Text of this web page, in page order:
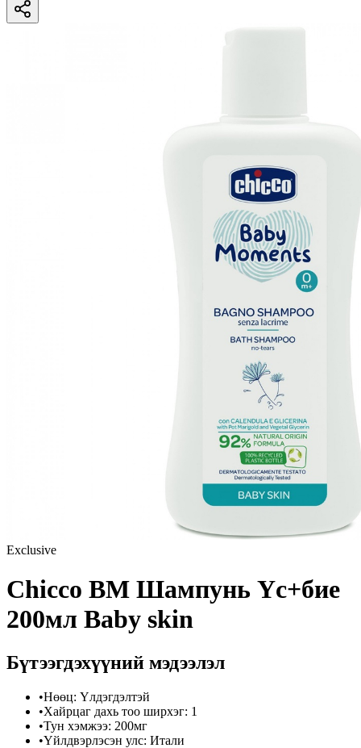
Exclusive
Chicco BM Шампунь Үс+бие
200мл Baby skin
Бүтээгдэхүүний мэдээлэл
•Нөөц: Үлдэгдэлтэй
•Хайрцаг дахь тоо ширхэг: 1
•Тун хэмжээ: 200мг
•Үйлдвэрлэсэн улс: Итали